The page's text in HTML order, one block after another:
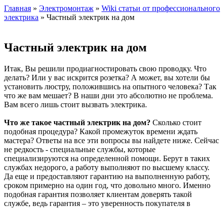
Главная » Электромонтаж » Wiki статьи от профессионального
электрика » Частный электрик на дом
Частный электрик на дом
Итак, Вы решили продиагностировать свою проводку. Что
делать? Или у вас искрится розетка? А может, вы хотели бы
установить люстру, положившись на опытного человека? Так
что же вам мешает? В наши дни это абсолютно не проблема.
Вам всего лишь стоит вызвать электрика.
Что же такое частный электрик на дом? Сколько стоит
подобная процедура? Какой промежуток времени ждать
мастера? Ответы на все эти вопросы вы найдете ниже. Сейчас
не редкость - специальные службы, которые
специализируются на определенной помощи. Берут в таких
службах недорого, а работу выполняют по высшему классу.
Да еще и предоставляют гарантию на выполненную работу,
сроком примерно на один год, что довольно много. Именно
подобная гарантия позволяет клиентам доверять такой
службе, ведь гарантия – это уверенность покупателя в